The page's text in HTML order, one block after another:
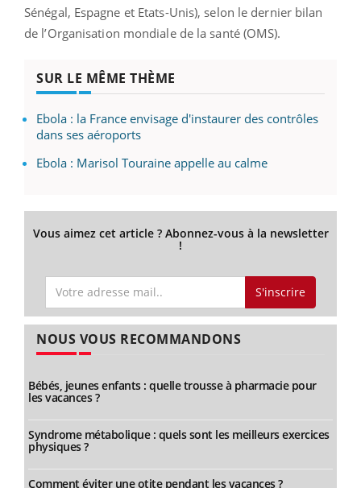
Sénégal, Espagne et Etats-Unis), selon le dernier bilan
de l’Organisation mondiale de la santé (OMS).
SUR LE MÊME THÈME
Ebola : la France envisage d'instaurer des contrôles
dans ses aéroports
Ebola : Marisol Touraine appelle au calme
Vous aimez cet article ? Abonnez-vous à la newsletter
!
S'inscrire
NOUS VOUS RECOMMANDONS
Bébés, jeunes enfants : quelle trousse à pharmacie pour
les vacances ?
Syndrome métabolique : quels sont les meilleurs exercices
physiques ?
Comment éviter une otite pendant les vacances ?